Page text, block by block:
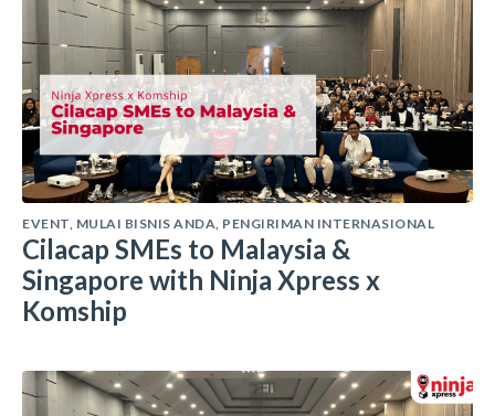
EVENT, MULAI BISNIS ANDA, PENGIRIMAN INTERNASIONAL
Cilacap SMEs to Malaysia &
Singapore with Ninja Xpress x
Komship